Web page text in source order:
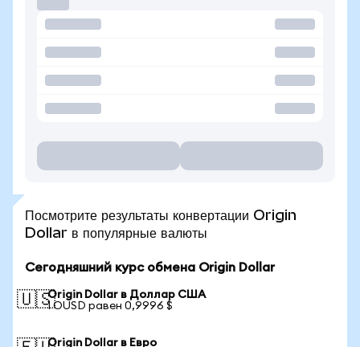
Посмотрите результаты конвертации Origin
Dollar в популярные валюты
Сегодняшний курс обмена Origin Dollar
🇺🇸Origin Dollar в Доллар США
1 OUSD равен 0,9996 $
Origin Dollar в Евро